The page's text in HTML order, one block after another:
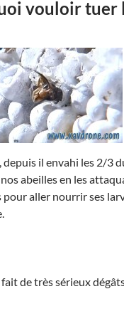
vouloir tuer
depuis il envahi les 2/3
abeilles en les
pour aller nourrir ses
de très sérieux